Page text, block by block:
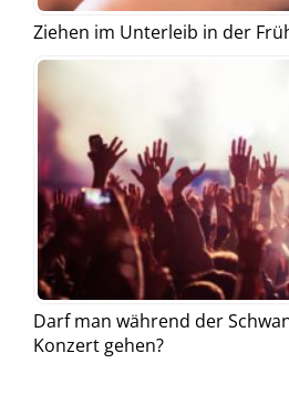
Ziehen im Unterleib in der
Darf man während der
Konzert gehen?